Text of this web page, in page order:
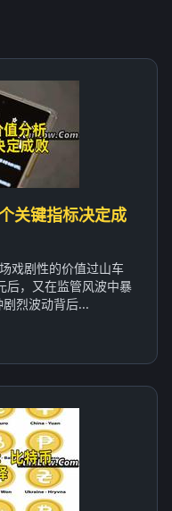
关键指标决定成
戏剧性的价值过山车
，又在监管风波中暴
烈波动背后...